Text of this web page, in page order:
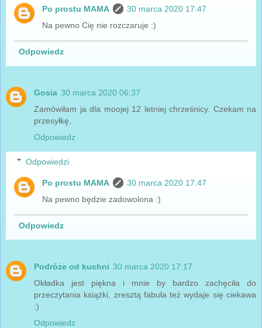
Po prostu MAMA
30 marca 2020 17:47
Na pewno Cię nie rozczaruje :)
Odpowiedz
Gosia 30 marca 2020 06:37
Zamówiłam ja dla moojej 12 letniej chrześnicy. Czekam na
przesyłkę,
Odpowiedz
Odpowiedzi
Po prostu MAMA
30 marca 2020 17:47
Na pewno będzie zadowolona :)
Odpowiedz
Podróże od kuchni 30 marca 2020 17:17
Okładka jest piękna i mnie by bardzo zachęciła do
przeczytania książki, zresztą fabuła też wydaje się ciekawa
:)
Odpowiedz